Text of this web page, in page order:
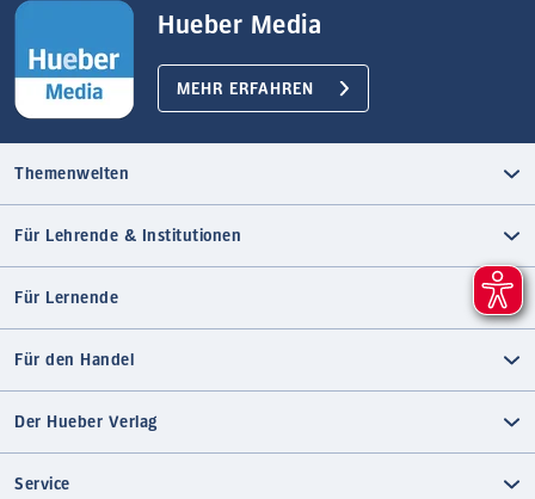
Hueber Media
MEHR ERFAHREN
Themenwelten
Für Lehrende & Institutionen
Für Lernende
Für den Handel
Der Hueber Verlag
Service